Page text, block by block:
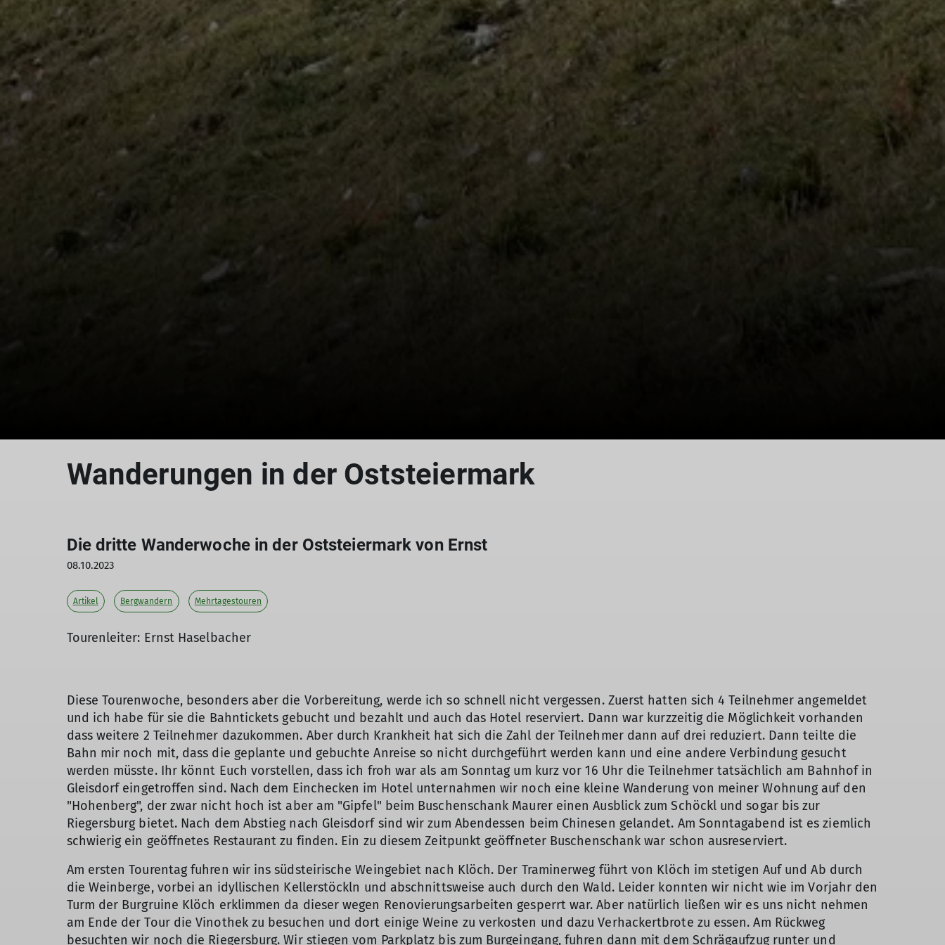
Wanderungen in der Oststeiermark
Die dritte Wanderwoche in der Oststeiermark von Ernst
08.10.2023
Artikel Bergwandern Mehrtagestouren
Tourenleiter: Ernst Haselbacher
Diese Tourenwoche, besonders aber die Vorbereitung, werde ich so schnell nicht vergessen. Zuerst hatten sich 4 Teilnehmer angemeldet
und ich habe für sie die Bahntickets gebucht und bezahlt und auch das Hotel reserviert. Dann war kurzzeitig die Möglichkeit vorhanden
dass weitere 2 Teilnehmer dazukommen. Aber durch Krankheit hat sich die Zahl der Teilnehmer dann auf drei reduziert. Dann teilte die
Bahn mir noch mit, dass die geplante und gebuchte Anreise so nicht durchgeführt werden kann und eine andere Verbindung gesucht
werden müsste. Ihr könnt Euch vorstellen, dass ich froh war als am Sonntag um kurz vor 16 Uhr die Teilnehmer tatsächlich am Bahnhof in
Gleisdorf eingetroffen sind. Nach dem Einchecken im Hotel unternahmen wir noch eine kleine Wanderung von meiner Wohnung auf den
"Hohenberg", der zwar nicht hoch ist aber am "Gipfel" beim Buschenschank Maurer einen Ausblick zum Schöckl und sogar bis zur
Riegersburg bietet. Nach dem Abstieg nach Gleisdorf sind wir zum Abendessen beim Chinesen gelandet. Am Sonntagabend ist es ziemlich
schwierig ein geöffnetes Restaurant zu finden. Ein zu diesem Zeitpunkt geöffneter Buschenschank war schon ausreserviert.
Am ersten Tourentag fuhren wir ins südsteirische Weingebiet nach Klöch. Der Traminerweg führt von Klöch im stetigen Auf und Ab durch
die Weinberge, vorbei an idyllischen Kellerstöckln und abschnittsweise auch durch den Wald. Leider konnten wir nicht wie im Vorjahr den
Turm der Burgruine Klöch erklimmen da dieser wegen Renovierungsarbeiten gesperrt war. Aber natürlich ließen wir es uns nicht nehmen
am Ende der Tour die Vinothek zu besuchen und dort einige Weine zu verkosten und dazu Verhackertbrote zu essen. Am Rückweg
besuchten wir noch die Riegersburg. Wir stiegen vom Parkplatz bis zum Burgeingang, fuhren dann mit dem Schrägaufzug runter und